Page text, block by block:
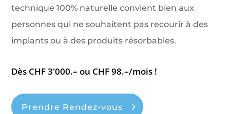
technique 100% naturelle convient bien aux
personnes qui ne souhaitent pas recourir à des
implants ou à des produits résorbables.
Dès CHF 3'000.– ou CHF 98.–/mois !
Prendre Rendez-vous